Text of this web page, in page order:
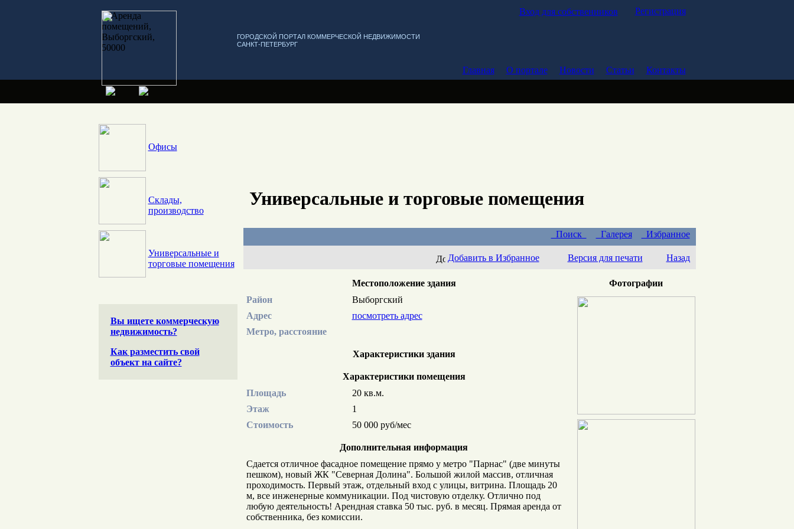
Вход для собственников Регистрация
ГОРОДСКОЙ ПОРТАЛ КОММЕРЧЕСКОЙ НЕДВИЖИМОСТИ
САНКТ-ПЕТЕРБУРГ
Главная О портале Новости Статьи Контакты
Офисы
Склады,
производство
Универсальные и
торговые помещения
Вы ищете коммерческую
недвижимость?
Как разместить свой
объект на сайте?
Универсальные и торговые помещения
Поиск Галерея Избранное
Добавить в Избранное Версия для печати Назад
Местоположение здания
Район
Выборгский
Адрес
посмотреть адрес
Метро, расстояние
Характеристики здания
Характеристики помещения
Площадь
20 кв.м.
Этаж
1
Стоимость
50 000 руб/мес
Дополнительная информация
Сдается отличное фасадное помещение прямо у метро "Парнас" (две минуты
пешком), новый ЖК "Северная Долина". Большой жилой массив, отличная
проходимость. Первый этаж, отдельный вход с улицы, витрина. Площадь 20
м, все инженерные коммуникации. Под чистовую отделку. Отлично под
любую деятельность! Арендная ставка 50 тыс. руб. в месяц. Прямая аренда от
собственника, без комиссии.
Фотографии